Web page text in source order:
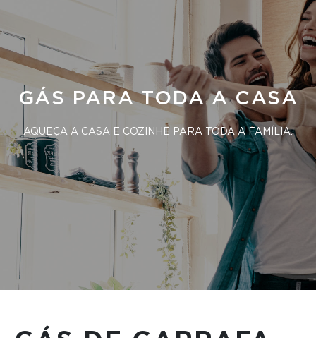
GÁS PARA TODA A CASA
AQUEÇA A CASA E COZINHE PARA TODA A FAMÍLIA.